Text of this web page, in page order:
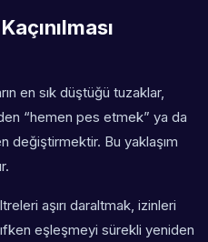
en sık düştüğü tuzaklar,
“hemen pes etmek” ya da
değiştirmektir. Bu yaklaşım
aşırı daraltmak, izinleri
eşleşmeyi sürekli yeniden